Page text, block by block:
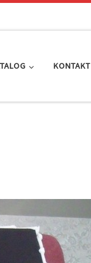
KONTAKT